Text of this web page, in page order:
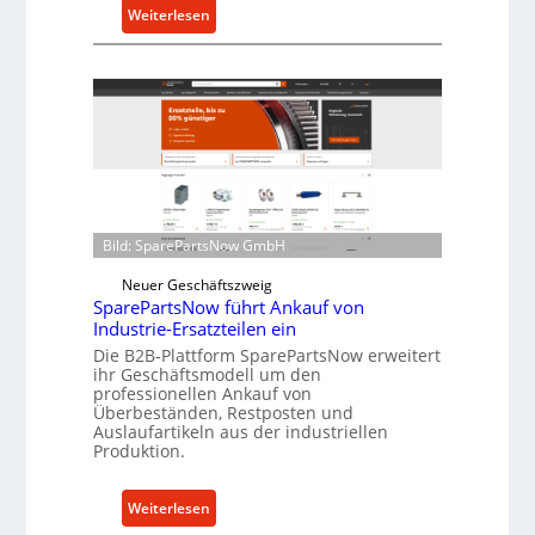
t
f
ü
i
n
d
i
r
e
k
t
e
A
n
t
i
Weiterlesen
C
l
l
o
e
n
t
w
i
c
k
e
l
t
X
0
Bild: SparePartsNow GmbH
Neuer Geschäftszweig
SparePartsNow führt Ankauf von
Industrie-Ersatzteilen ein
Die B2B-Plattform SparePartsNow erweitert
ihr Geschäftsmodell um den
professionellen Ankauf von
Überbeständen, Restposten und
Auslaufartikeln aus der industriellen
Produktion.
Weiterlesen